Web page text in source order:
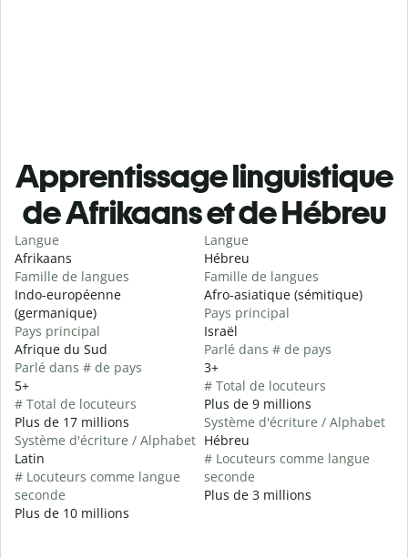
Apprentissage linguistique
de Afrikaans et de Hébreu
Langue
Afrikaans
Famille de langues
Indo-européenne
(germanique)
Pays principal
Afrique du Sud
Parlé dans # de pays
5+
# Total de locuteurs
Plus de 17 millions
Système d'écriture / Alphabet
Latin
# Locuteurs comme langue
seconde
Plus de 10 millions
Langue
Hébreu
Famille de langues
Afro-asiatique (sémitique)
Pays principal
Israël
Parlé dans # de pays
3+
# Total de locuteurs
Plus de 9 millions
Système d'écriture / Alphabet
Hébreu
# Locuteurs comme langue
seconde
Plus de 3 millions